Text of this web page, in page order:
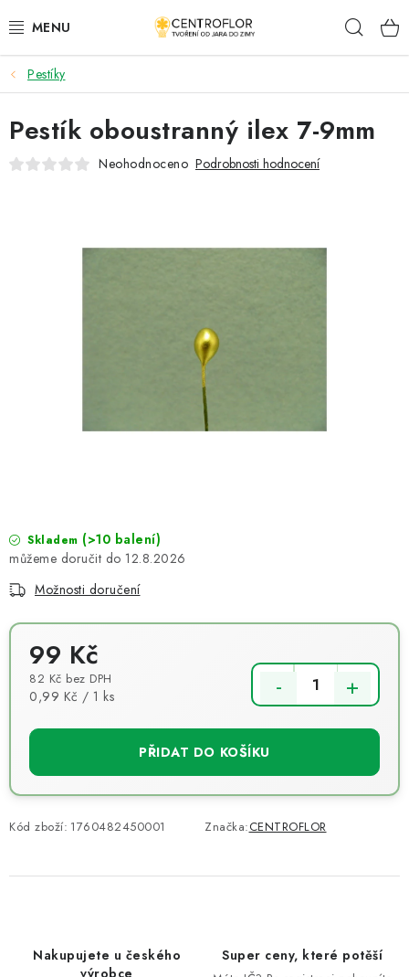
na
SEZÓNNÍ TVOŘENÍ
DŘEVĚNÉ VÝROBKY
MEDAILE
Hodnocení obchodu
Obchodní podmínky
Podmínky ochrany osobních údajů
Moje objednávka
Pestíky
Skladem (>10 balení)
12.8.2026
Možnosti doručení
99 Kč
82 Kč bez DPH
Měrná cena:
0,99 Kč / 1 ks
PŘIDAT DO KOŠÍKU
Kód zboží: 1760482450001 Značka:CENTROFLOR
Pestík oboustranný ilex 7-9mm
Neohodnoceno Podrobnosti hodnocení
Nakupujete u českého
výrobce
Super ceny, které potěší